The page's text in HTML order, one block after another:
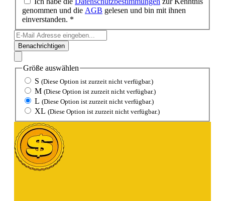
genommen und die AGB gelesen und bin mit ihnen
einverstanden. *
Benachrichtigen
Größe auswählen
S (Diese Option ist zurzeit nicht verfügbar.)
M (Diese Option ist zurzeit nicht verfügbar.)
L (Diese Option ist zurzeit nicht verfügbar.)
XL (Diese Option ist zurzeit nicht verfügbar.)